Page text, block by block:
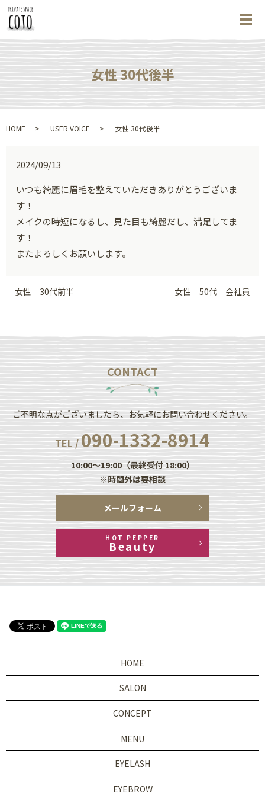
メ
女性 30代後半
HOME USER VOICE 女性 30代後半
2024/09/13
いつも綺麗に眉毛を整えていただきありがとうございま
す！
メイクの時短になるし、見た目も綺麗だし、満足してま
す！
またよろしくお願いします。
女性 30代前半 女性 50代 会社員
CONTACT
ご不明な点がございましたら、お気軽にお問い合わせください。
TEL /090-1332-8914
10:00～19:00（最終受付 18:00）
※時間外は要相談
メールフォーム
HOT PEPPER
Beauty
HOME
SALON
CONCEPT
MENU
EYELASH
EYEBROW